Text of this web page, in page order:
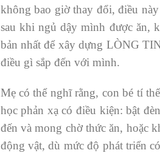
không bao giờ thay đổi, điều
sau khi ngủ dậy mình được ăn,
bản nhất để xây dựng LÒNG
điều gì sắp đến với mình.
Mẹ có thể nghĩ rằng, con bé tí
học phản xạ có điều kiện: bật
đến và mong chờ thức ăn, hoặc
động vật, dù mức độ phát triển